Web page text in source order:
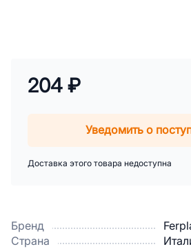
Бренд
Страна
204 ₽
Уведомить о
Доставка этого товара недоступна